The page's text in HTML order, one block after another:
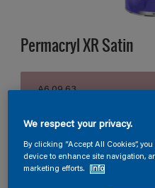
Permacryl XR Satin
A6.09.63
Verpakkingsgrootte
0,5 L
We respect your privacy.
By clicking “Accept All Cookies”,
device to enhance site navigation,
marketing efforts.
Info